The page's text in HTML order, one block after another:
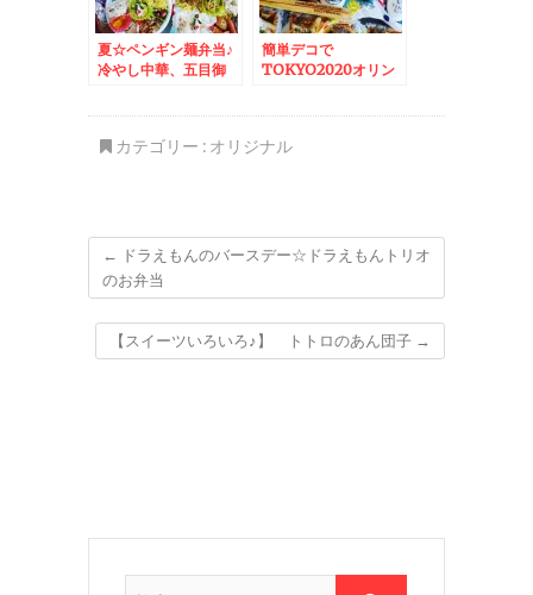
夏☆ペンギン麺弁当♪
冷やし中華、五目御
簡単デコで
TOKYO2020オリン
カテゴリー : オリジナル
← ドラえもんのバースデー☆ドラえもんトリオ
のお弁当
【スイーツいろいろ♪】 トトロのあん団子 →